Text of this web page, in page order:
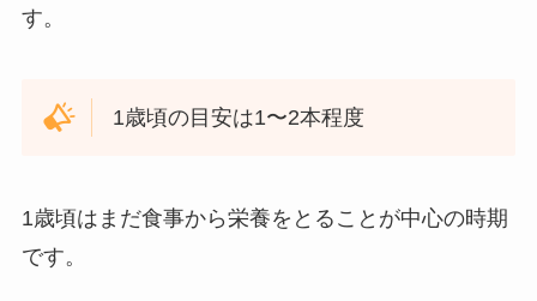
す。
1歳頃の目安は1〜2本程度
1歳頃はまだ食事から栄養をとることが中心の時期
です。